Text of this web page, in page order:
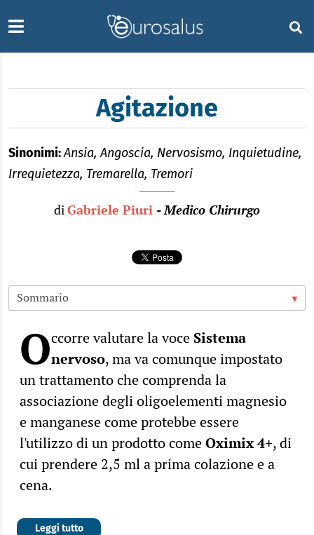
Agitazione
Sinonimi:Ansia, Angoscia, Nervosismo, Inquietudine,
Irrequietezza, Tremarella, Tremori
diGabriele Piuri - Medico Chirurgo
Occorre valutare la voceSistema
nervoso, ma va comunque impostato
un trattamento che comprenda la
associazione degli oligoelementi magnesio
e manganese come protebbe essere
l'utilizzo di un prodotto comeOximix 4+, di
cui prendere 2,5 ml a prima colazione e a
cena.
Leggi tutto